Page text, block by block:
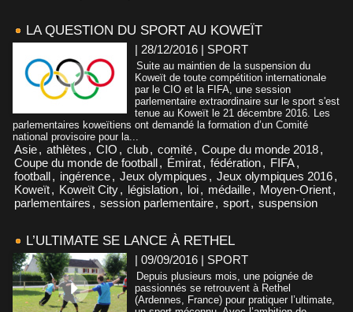
LA QUESTION DU SPORT AU KOWEÏT
| 28/12/2016 | SPORT
Suite au maintien de la suspension du
Koweït de toute compétition internationale
par le CIO et la FIFA, une session
parlementaire extraordinaire sur le sport s'est
tenue au Koweït le 21 décembre 2016. Les
parlementaires koweïtiens ont demandé la formation d’un Comité
national provisoire pour la...
Asie, athlètes , CIO , club, comité, Coupe du monde 2018,
Coupe du monde de football, Émirat, fédération, FIFA,
football, ingérence, Jeux olympiques , Jeux olympiques 2016,
Koweït, Koweït City, législation, loi, médaille, Moyen-Orient,
parlementaires , session parlementaire, sport, suspension
L’ULTIMATE SE LANCE À RETHEL
| 09/09/2016 | SPORT
Depuis plusieurs mois, une poignée de
passionnés se retrouvent à Rethel
(Ardennes, France) pour pratiquer l’ultimate,